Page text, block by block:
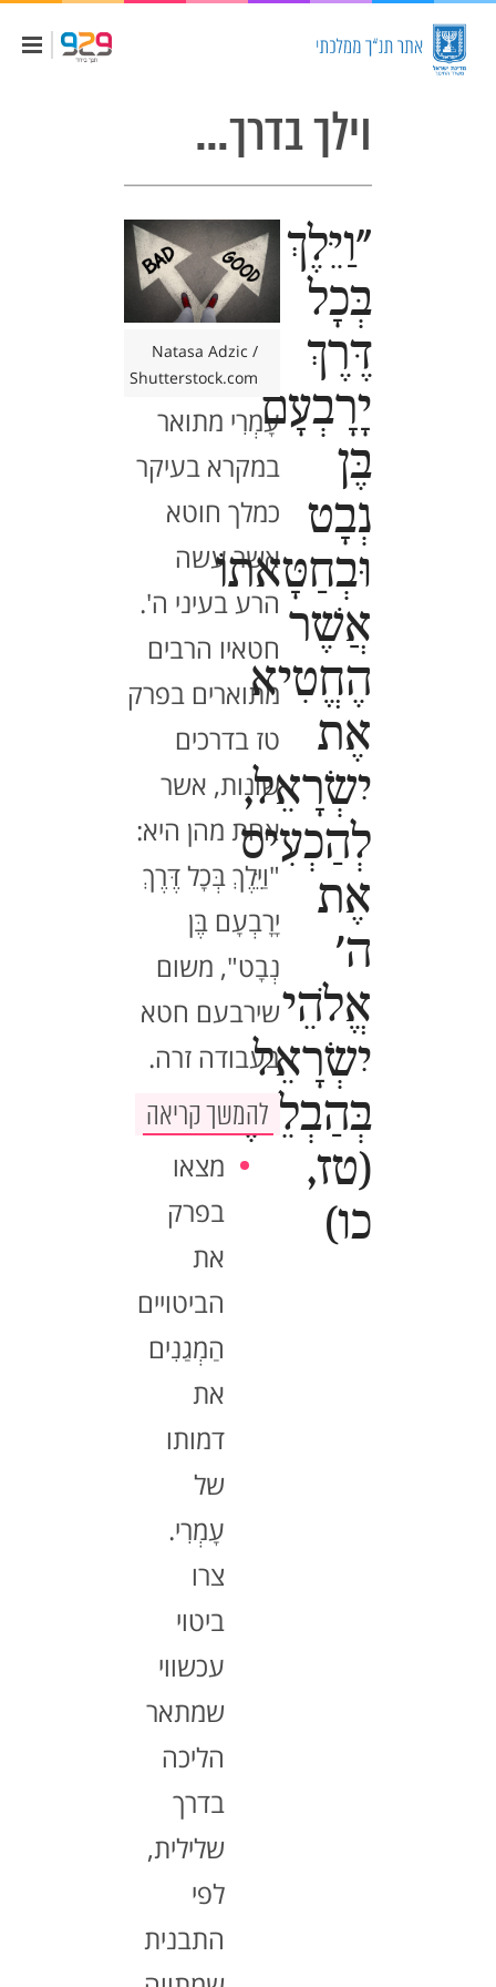
וילך בדרך…
"וַיֵּלֶךְ
בְּכָל
דֶּרֶךְ
יָרָבְעָם
בֶּן
נְבָט
וּבְחַטָּאתוֹ
אֲשֶׁר
הֶחֱטִיא
אֶת
יִשְׂרָאֵל,
לְהַכְעִיס
אֶת
ה'
אֱלֹהֵי
יִשְׂרָאֵל
בְּהַבְלֵיהֶם."
(טז,
כו)
Natasa Adzic /
Shutterstock.com
עָמְרִי מתואר
במקרא בעיקר
כמלך חוטא
אשר עשה
הרע בעיני ה'.
חטאיו הרבים
מתוארים בפרק
טז בדרכים
שונות, אשר
אחת מהן היא:
"וַיֵּלֶךְ בְּכָל דֶּרֶךְ
יָרָבְעָם בֶּן
נְבָט", משום
שירבעם חטא
בעבודה זרה.
להמשך קריאה
מצאו
בפרק
את
הביטויים
הַמְגַנִים
את
דמותו
של
עָמְרִי.
צרו
ביטוי
עכשווי
שמתאר
הליכה
בדרך
שלילית,
לפי
התבנית